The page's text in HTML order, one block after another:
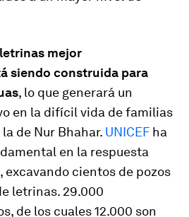
mejor
siendo construida para
, lo que generará un
en la difícil vida de familias
de Nur Bhahar. UNICEF ha
en la respuesta
excavando cientos de pozos
letrinas. 29.000
de los cuales 12.000 son